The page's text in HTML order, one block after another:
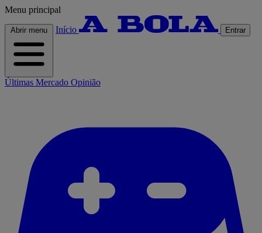
Menu principal
Abrir menu Início Entrar
Últimas Mercado Opinião